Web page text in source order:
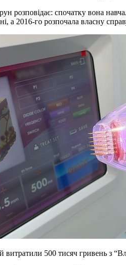
розповідає: спочатку вона
а 2016-го розпочала власну
витратили 500 тисяч гривень з